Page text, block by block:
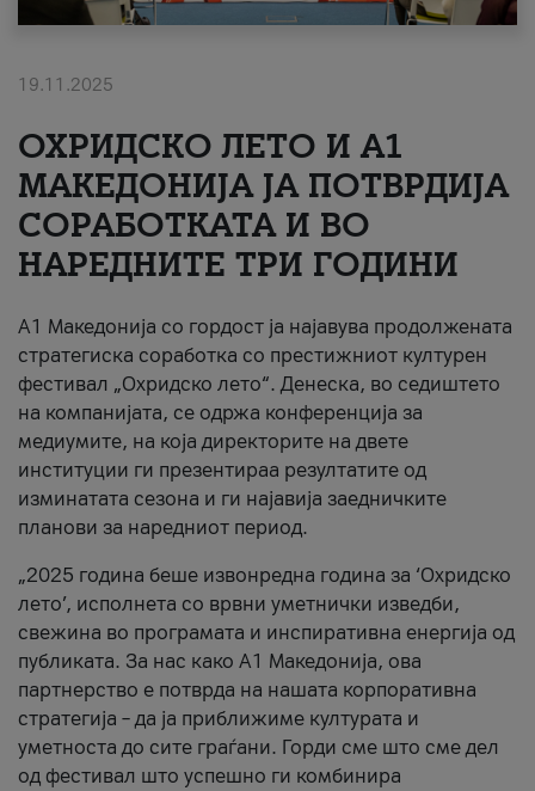
Надополни кредит
#ПодобарОнлајн
19.11.2025
ОХРИДСКО ЛЕТО И A1
МАКЕДОНИЈА ЈА ПОТВРДИЈА
СОРАБОТКАТА И ВО
НАРЕДНИТЕ ТРИ ГОДИНИ
A1 Македонија со гордост ја најавува продолжената
стратегиска соработка со престижниот културен
фестивал „Охридско лето“. Денеска, во седиштето
на компанијата, се одржа конференција за
медиумите, на која директорите на двете
институции ги презентираа резултатите од
изминатата сезона и ги најавија заедничките
планови за наредниот период.
„2025 година беше извонредна година за ‘Охридско
лето’, исполнета со врвни уметнички изведби,
свежина во програмата и инспиративна енергија од
публиката. За нас како A1 Македонија, ова
партнерство е потврда на нашата корпоративна
стратегија – да ја приближиме културата и
уметноста до сите граѓани. Горди сме што сме дел
од фестивал што успешно ги комбинира